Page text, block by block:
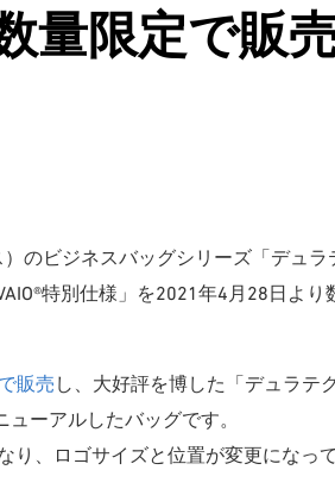
量限定で販
のビジネスバッグシリーズ「デュラ
特別仕様」を2021年4月28日より
販売 し、大好評を博した「デュラテ
ューアルしたバッグです。
り、ロゴサイズと位置が変更になっ